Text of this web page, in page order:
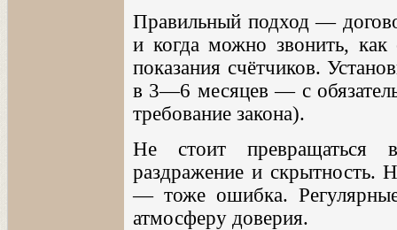
Правильный подход —
и когда можно звонить, как
показания счётчиков.
в 3—6 месяцев — с
требование закона).
Не стоит превращаться
раздражение и скрытность.
— тоже ошибка.
атмосферу доверия.